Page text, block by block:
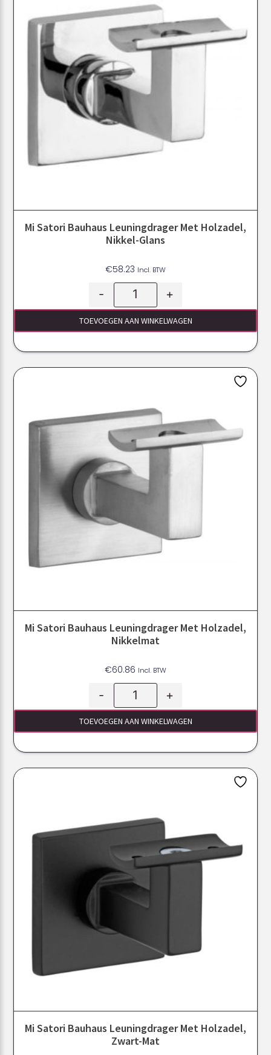
Mi Satori Bauhaus Leuningdrager Met Holzadel,
Nikkel-Glans
€58.23 Incl. BTW
- +
TOEVOEGEN AAN WINKELWAGEN
Mi Satori Bauhaus Leuningdrager Met Holzadel,
Nikkelmat
€60.86 Incl. BTW
- +
TOEVOEGEN AAN WINKELWAGEN
Mi Satori Bauhaus Leuningdrager Met Holzadel,
Zwart-Mat